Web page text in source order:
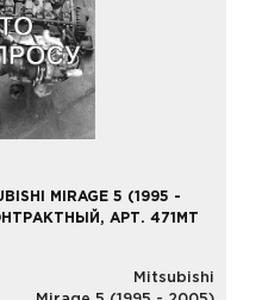
MIRAGE 5 (1995 -
АРТ. 471MT
Mitsubishi